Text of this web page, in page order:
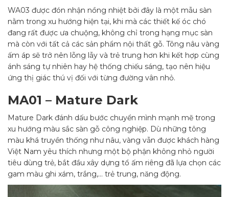
WA03 được đón nhận nồng nhiệt bởi đây là một mẫu sàn
nằm trong xu hướng hiện tại, khi mà các thiết kế óc chó
đang rất được ưa chuộng, không chỉ trong hạng mục sàn
mà còn với tất cả các sản phẩm nội thất gỗ. Tông nâu vàng
ấm áp sẽ trở nên lỗng lẫy và trẻ trung hơn khi kết hợp cùng
ánh sáng tự nhiên hay hệ thống chiếu sáng, tạo nên hiệu
ứng thị giác thú vị đối với từng đường vân nhỏ.
MA01 – Mature Dark
Mature Dark đánh dấu bước chuyển mình mạnh mẽ trong
xu hướng màu sắc sàn gỗ công nghiệp. Dù những tông
màu khá truyền thống như nâu, vàng vẫn được khách hàng
Việt Nam yêu thích nhưng một bộ phận không nhỏ người
tiêu dùng trẻ, bắt đầu xây dựng tổ ấm riêng đã lựa chọn các
gam màu ghi xám, trắng,… trẻ trung, năng động.